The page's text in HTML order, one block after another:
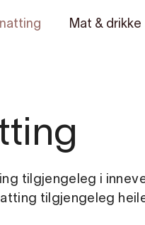
Mat & drikke
tilgjengeleg i
tilgjengeleg